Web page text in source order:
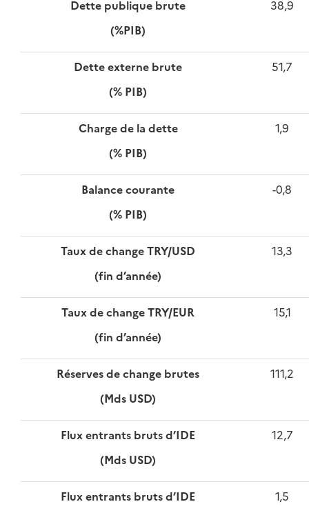
Dette publique brute
(%PIB)
38,9
Dette externe brute
(% PIB)
51,7
Charge de la dette
(% PIB)
1,9
Balance courante
(% PIB)
-0,8
Taux de change TRY/USD
(fin d’année)
13,3
Taux de change TRY/EUR
(fin d’année)
15,1
Réserves de change brutes
(Mds USD)
111,2
Flux entrants bruts d’IDE
(Mds USD)
12,7
Flux entrants bruts d’IDE 1,5